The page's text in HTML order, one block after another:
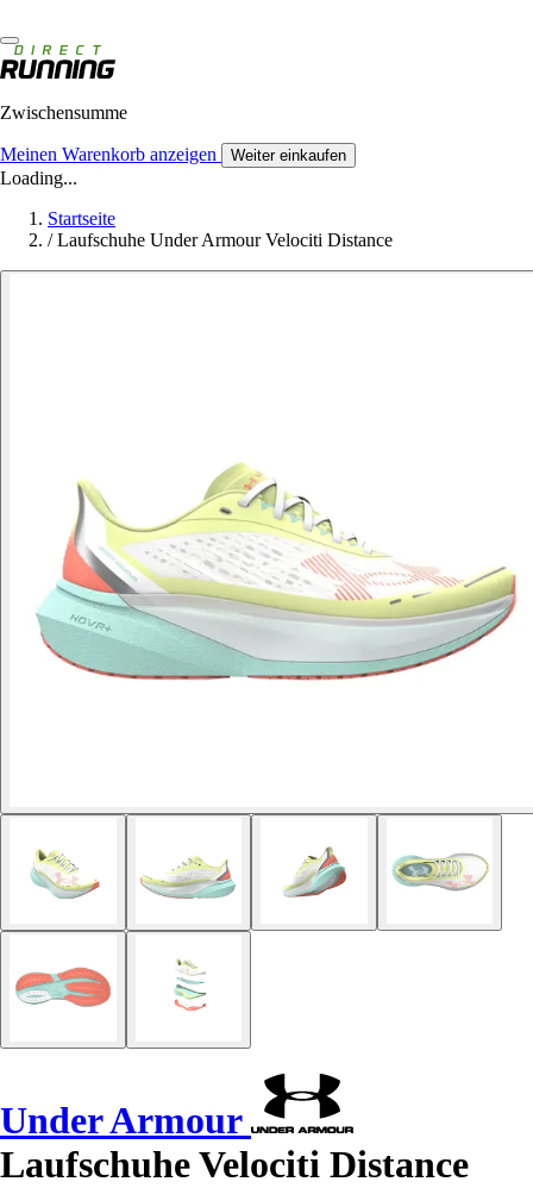
Zwischensumme
Meinen Warenkorb anzeigen Weiter einkaufen
Loading...
Startseite
/ Laufschuhe Under Armour Velociti Distance
Under Armour
Laufschuhe Velociti Distance